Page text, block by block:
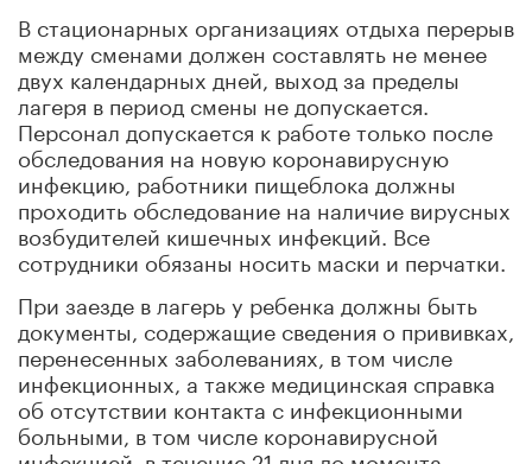
В стационарных организациях отдыха перерыв
между сменами должен составлять не менее
двух календарных дней, выход за пределы
лагеря в период смены не допускается.
Персонал допускается к работе только после
обследования на новую коронавирусную
инфекцию, работники пищеблока должны
проходить обследование на наличие вирусных
возбудителей кишечных инфекций. Все
сотрудники обязаны носить маски и перчатки.
При заезде в лагерь у ребенка должны быть
документы, содержащие сведения о прививках,
перенесенных заболеваниях, в том числе
инфекционных, а также медицинская справка
об отсутствии контакта с инфекционными
больными, в том числе коронавирусной